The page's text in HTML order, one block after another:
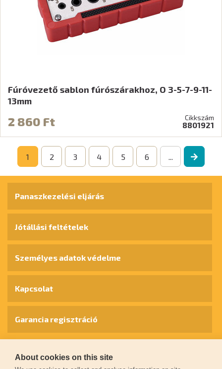
Fúróvezető sablon fúrószárakhoz, O 3-5-7-9-11-
13mm
2 860 Ft Cikkszám
8801921
1 2 3 4 5 6 ...
© 2026 extol.hu - Minden jog fenntartva
Panaszkezelési eljárás
Jótállási feltételek
Személyes adatok védelme
Kapcsolat
Garancia regisztráció
About cookies on this site